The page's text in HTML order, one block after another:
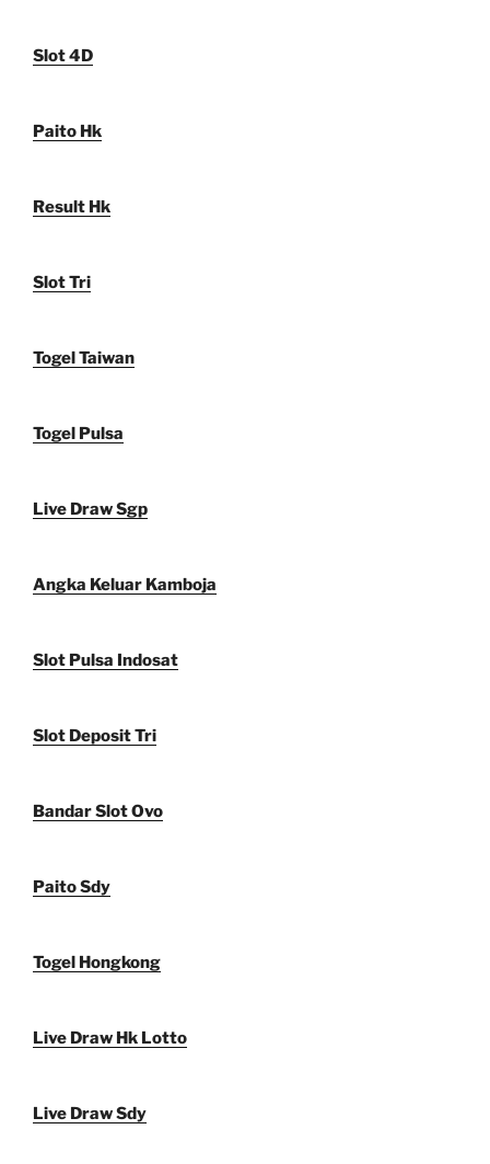
Slot 4D
Paito Hk
Result Hk
Slot Tri
Togel Taiwan
Togel Pulsa
Live Draw Sgp
Angka Keluar Kamboja
Slot Pulsa Indosat
Slot Deposit Tri
Bandar Slot Ovo
Paito Sdy
Togel Hongkong
Live Draw Hk Lotto
Live Draw Sdy